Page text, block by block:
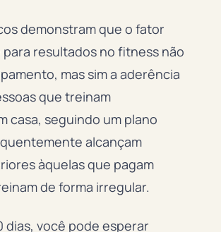
demonstram que o fator
resultados no fitness não
mas sim a aderência
que treinam
casa, seguindo um plano
alcançam
àquelas que pagam
de forma irregular.
dias, você pode esperar